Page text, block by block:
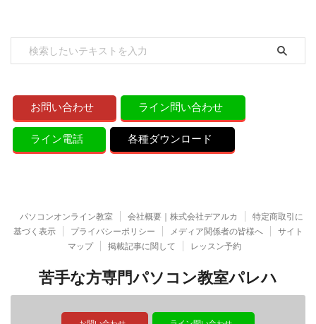
お問い合わせ ライン問い合わせ
ライン電話 各種ダウンロード
パソコンオンライン教室 会社概要｜株式会社デアルカ
特定商取引に
基づく表示
プライバシーポリシー メディア関係者の皆様へ
サイト
マップ
掲載記事に関して レッスン予約
苦手な方専門パソコン教室パレハ